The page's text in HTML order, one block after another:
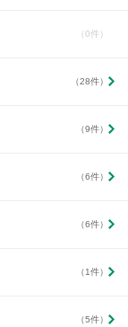
（0件）
（28件）
（9件）
（6件）
（6件）
（1件）
（5件）